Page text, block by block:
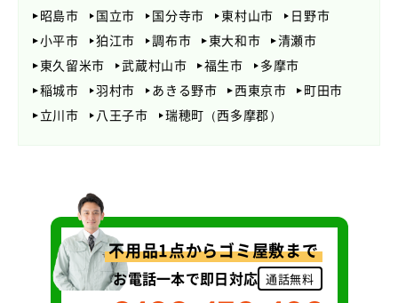
昭島市
国立市 国分寺市 東村山市
日野市
小平市
狛江市 調布市 東大和市
清瀬市
東久留米市
武蔵村山市 福生市
多摩市
稲城市
羽村市 あきる野市 西東京市
町田市
立川市
八王子市 瑞穂町（西多摩郡）
不用品1点からゴミ屋敷まで
お電話一本で即日対応 通話無料